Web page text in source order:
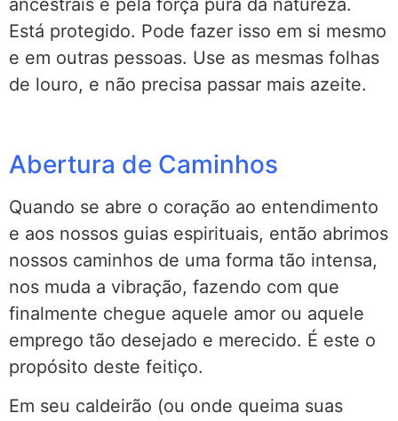
ancestrais e pela força pura da natureza.
Está protegido. Pode fazer isso em si mesmo
e em outras pessoas. Use as mesmas folhas
de louro, e não precisa passar mais azeite.
Abertura de Caminhos
Quando se abre o coração ao entendimento
e aos nossos guias espirituais, então abrimos
nossos caminhos de uma forma tão intensa,
nos muda a vibração, fazendo com que
finalmente chegue aquele amor ou aquele
emprego tão desejado e merecido. É este o
propósito deste feitiço.
Em seu caldeirão (ou onde queima suas